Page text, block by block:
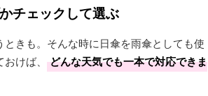
チェックして選ぶ
きも。そんな時に日傘を雨傘としても使
けば、
どんな天気でも一本で対応できま